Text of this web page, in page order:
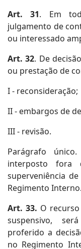
Art. 31. Em
julgamento de
ou interessado
Art. 32. De
ou prestação de
I - reconsideração;
II - embargos de
III - revisão.
Parágrafo
interposto fora
superveniência
Regimento Interno.
Art. 33. O
suspensivo,
proferido a
no Regimento